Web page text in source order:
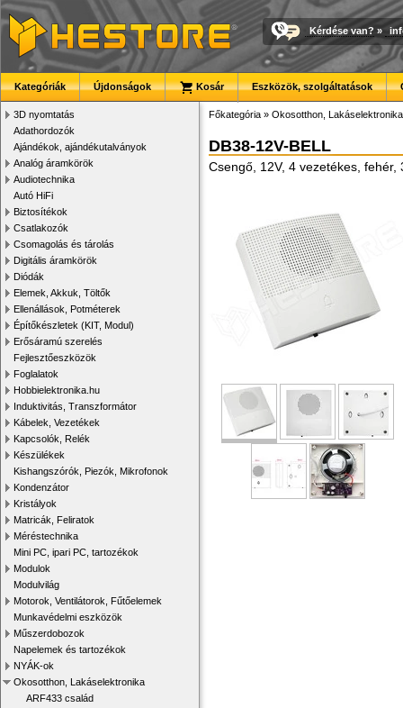
Kérdése van? »
Kategóriák Újdonságok Kosár Eszközök, szolgáltatások
3D nyomtatás
Adathordozók
Ajándékok, ajándékutalványok
Analóg áramkörök
Audiotechnika
Autó HiFi
Biztosítékok
Csatlakozók
Csomagolás és tárolás
Digitális áramkörök
Diódák
Elemek, Akkuk, Töltők
Ellenállások, Potméterek
Építőkészletek (KIT, Modul)
Erősáramú szerelés
Fejlesztőeszközök
Foglalatok
Hobbielektronika.hu
Induktivitás, Transzformátor
Kábelek, Vezetékek
Kapcsolók, Relék
Készülékek
Kishangszórók, Piezók, Mikrofonok
Kondenzátor
Kristályok
Matricák, Feliratok
Méréstechnika
Mini PC, ipari PC, tartozékok
Modulok
Modulvilág
Motorok, Ventilátorok, Fűtőelemek
Munkavédelmi eszközök
Műszerdobozok
Napelemek és tartozékok
NYÁK-ok
Okosotthon, Lakáselektronika
ARF433 család
Főkategória » Okosotthon, Lakáselektronika
DB38-12V-BELL
Csengő, 12V, 4 vezetékes, fehér,